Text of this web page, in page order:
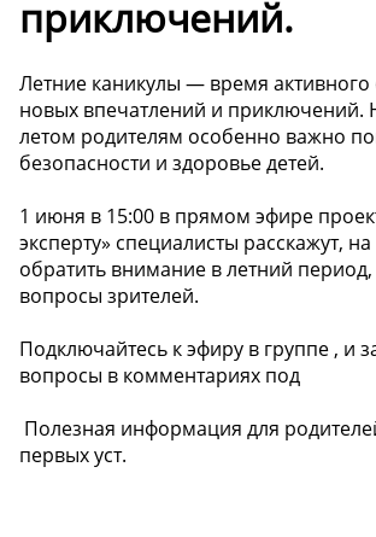
приключений.
Летние каникулы — время активного
новых впечатлений и приключений.
летом родителям особенно важно
безопасности и здоровье детей.
1 июня в 15:00 в прямом эфире
эксперту» специалисты расскажут, на
обратить внимание в летний период,
вопросы зрителей.
Подключайтесь к эфиру в группе , и
вопросы в комментариях под
Полезная информация для
первых уст.